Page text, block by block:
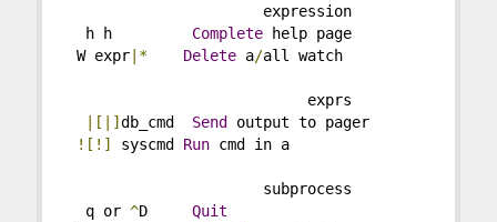
expression
h h Complete help page
W expr|* Delete a/all watch
exprs
|[|] db_cmd Send
output to pager
![!]
syscmd Run cmd in a
subprocess
q or ^D Quit